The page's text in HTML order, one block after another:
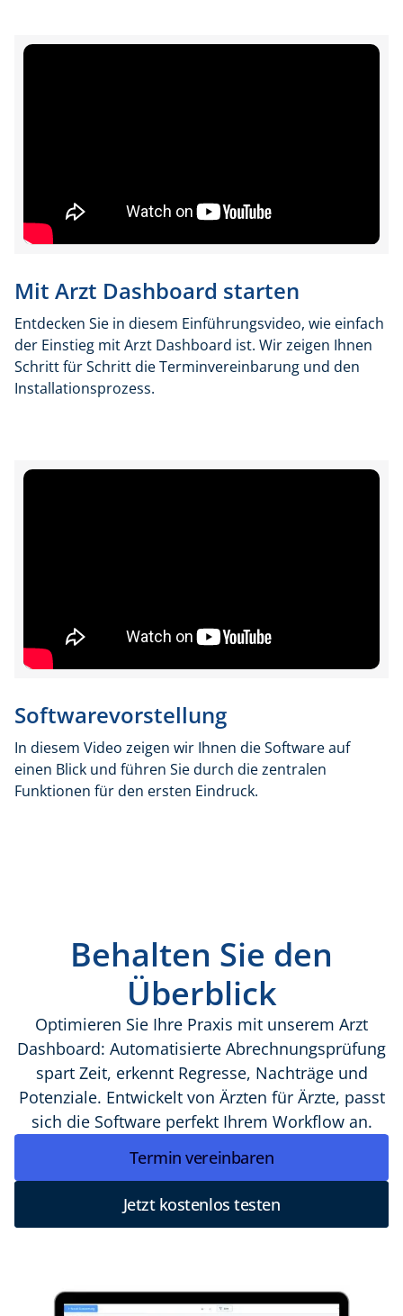
Mit Arzt Dashboard starten
Entdecken Sie in diesem Einführungsvideo, wie einfach
der Einstieg mit Arzt Dashboard ist. Wir zeigen Ihnen
Schritt für Schritt die Terminvereinbarung und den
Installationsprozess.
Softwarevorstellung
In diesem Video zeigen wir Ihnen die Software auf
einen Blick und führen Sie durch die zentralen
Funktionen für den ersten Eindruck.
Behalten Sie den
Überblick
Optimieren Sie Ihre Praxis mit unserem Arzt
Dashboard: Automatisierte Abrechnungsprüfung
spart Zeit, erkennt Regresse, Nachträge und
Potenziale. Entwickelt von Ärzten für Ärzte, passt
sich die Software perfekt Ihrem Workflow an.
Jetzt kostenlos testen
Termin vereinbaren
Jetzt kostenlos testen